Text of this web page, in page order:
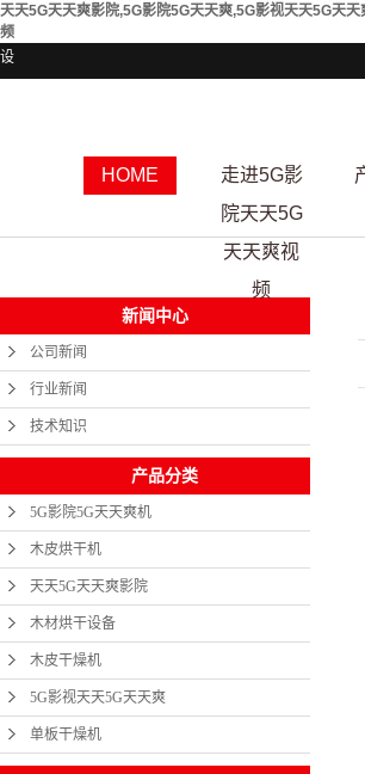
天天5G天天爽影院,5G影院5G天天爽,5G影视天天5G天
频
HOME
走进5G影
院天天5G
天天爽视
频
新闻中心
公司新闻
行业新闻
技术知识
产品分类
5G影院5G天天爽机
木皮烘干机
天天5G天天爽影院
木材烘干设备
木皮干燥机
5G影视天天5G天天爽
单板干燥机